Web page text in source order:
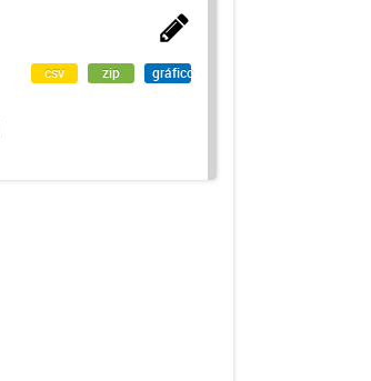
csv zip gráfico